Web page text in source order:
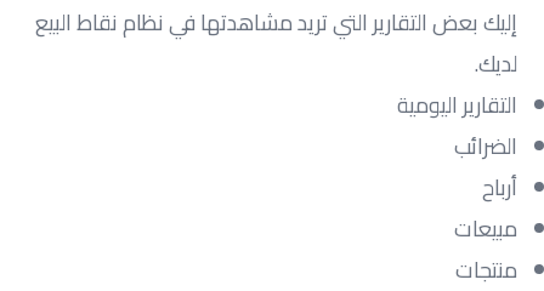
إليك بعض التقارير التي تريد مشاهدتها في نظام نقاط البيع
لديك.
التقارير اليومية
الضرائب
أرباح
مبيعات
منتجات